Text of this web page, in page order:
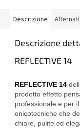
Descrizione
Descrizione
REFLECTIVE 14
REFLECTIVE 14
prodotto effetto
professionale e per
onicotecniche che
chiare, pulite ed